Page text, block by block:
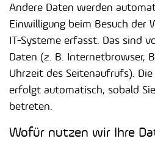
Andere Daten werden
Einwilligung beim Besuch der
IT-Systeme erfasst. Das sind
Daten (z. B. Internetbrowser,
Uhrzeit des Seitenaufrufs).
erfolgt automatisch, sobald
betreten.
Wofür nutzen wir Ihre